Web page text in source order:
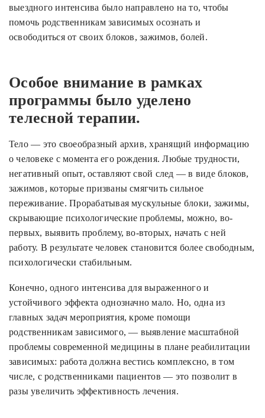
выездного интенсива было направлено на то, чтобы
помочь родственникам зависимых осознать и
освободиться от своих блоков, зажимов, болей.
Особое внимание в рамках
программы было уделено
телесной терапии.
Тело — это своеобразный архив, хранящий информацию
о человеке с момента его рождения. Любые трудности,
негативный опыт, оставляют свой след — в виде блоков,
зажимов, которые призваны смягчить сильное
переживание. Прорабатывая мускульные блоки, зажимы,
скрывающие психологические проблемы, можно, во-
первых, выявить проблему, во-вторых, начать с ней
работу. В результате человек становится более свободным,
психологически стабильным.
Конечно, одного интенсива для выраженного и
устойчивого эффекта однозначно мало. Но, одна из
главных задач мероприятия, кроме помощи
родственникам зависимого, — выявление масштабной
проблемы современной медицины в плане реабилитации
зависимых: работа должна вестись комплексно, в том
числе, с родственниками пациентов — это позволит в
разы увеличить эффективность лечения.